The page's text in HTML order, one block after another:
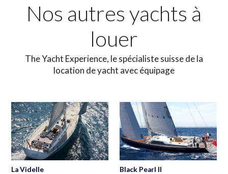
Nos autres yachts à
louer
The Yacht Experience, le spécialiste suisse de la
location de yacht avec équipage
La Videlle Black Pearl II